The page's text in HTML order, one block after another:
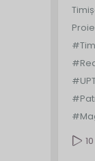
10